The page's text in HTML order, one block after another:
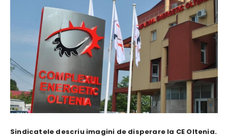
Sindicatele descriu imagini de disperare la CE Oltenia.